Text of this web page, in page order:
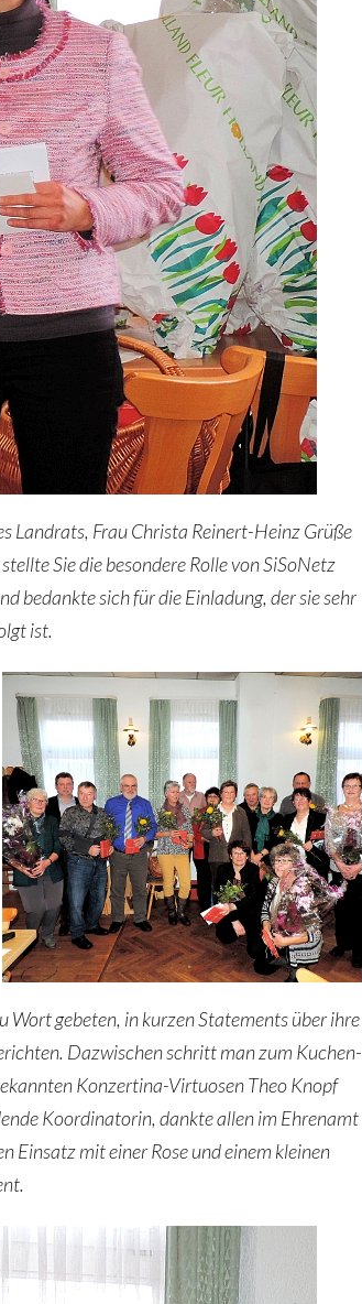
Landrats, Frau Christa Reinert-Heinz Grüße
Sie die besondere Rolle von SiSoNetz
bedankte sich für die Einladung, der sie sehr
ist.
Wort gebeten, in kurzen Statements über ihre
Dazwischen schritt man zum Kuchen-
Konzertina-Virtuosen Theo Knopf
Koordinatorin, dankte allen im Ehrenamt
Einsatz mit einer Rose und einem kleinen